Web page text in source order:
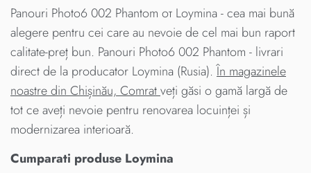
Panouri Photo6 002 Phantom от Loymina - cea mai bună
alegere pentru cei care au nevoie de cel mai bun raport
calitate-preț bun. Panouri Photo6 002 Phantom - livrari
direct de la producator Loymina (Rusia).În magazinele
noastre din Chișinău, Comratveți găsi o gamă largă de
tot ce aveți nevoie pentru renovarea locuinței și
modernizarea interioară.
Cumparati produse Loymina